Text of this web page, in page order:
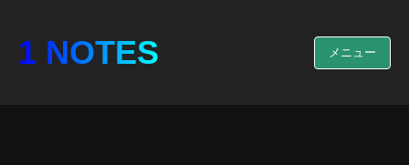
1 NOTES メニュー